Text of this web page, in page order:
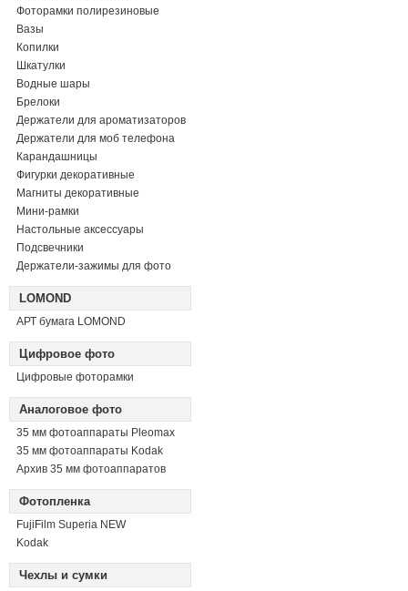
Фоторамки полирезиновые
Вазы
Копилки
Шкатулки
Водные шары
Брелоки
Держатели для ароматизаторов
Держатели для моб телефона
Карандашницы
Фигурки декоративные
Магниты декоративные
Мини-рамки
Настольные аксессуары
Подсвечники
Держатели-зажимы для фото
LOMOND
АРТ бумага LOMOND
Цифровое фото
Цифровые фоторамки
Аналоговое фото
35 мм фотоаппараты Pleomax
35 мм фотоаппараты Kodak
Архив 35 мм фотоаппаратов
Фотопленка
FujiFilm Superia NEW
Kodak
Чехлы и сумки